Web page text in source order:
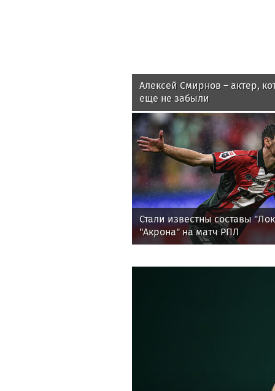
Алексей Смирнов – актер,
еще не забыли
Стали известны составы
"Акрона" на матч РПЛ